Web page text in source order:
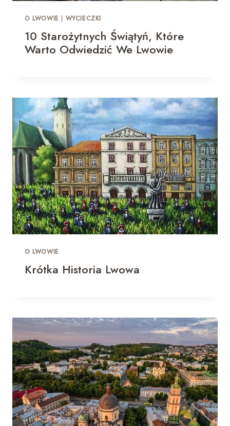
O LWOWIE | WYCIECZKI
10 Starożytnych Świątyń, Które
Warto Odwiedzić We Lwowie
O LWOWIE
Krótka Historia Lwowa